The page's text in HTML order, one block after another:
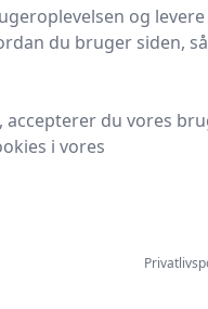
mange bygge- og
en dybdegående
afgørende rolle i
du kan støde
og levere
du bruger siden,
du vores
i vores